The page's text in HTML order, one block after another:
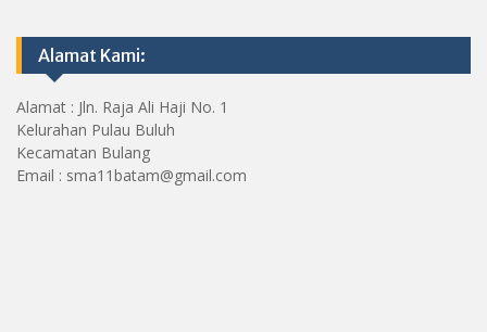
Alamat Kami:
Alamat : Jln. Raja Ali Haji No. 1
Kelurahan Pulau Buluh
Kecamatan Bulang
Email : sma11batam@gmail.com